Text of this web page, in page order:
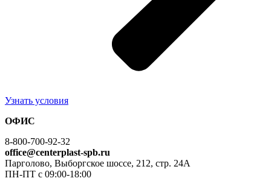
Узнать условия
ОФИС
8-800-700-92-32
office@centerplast-spb.ru
Парголово, Выборгское шоссе, 212, стр. 24А
ПН-ПТ с 09:00-18:00